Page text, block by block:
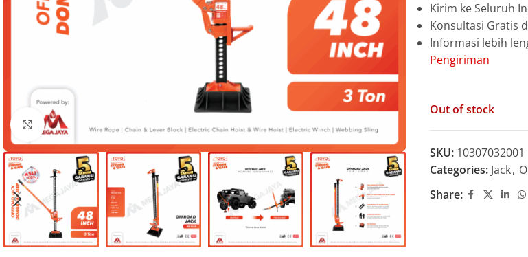
Click to enlarge
Kirim ke Seluruh
Konsultasi Gratis
Informasi lebih
Pengiriman
Out of stock
SKU: 10307032001
Categories: Jack,
Share: